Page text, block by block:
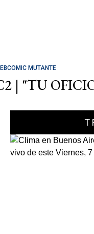
MUTANTE
| "TU